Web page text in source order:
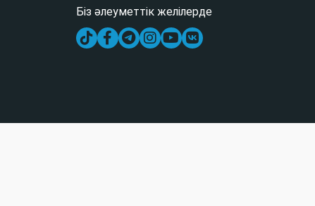
Біз әлеуметтік желілерде